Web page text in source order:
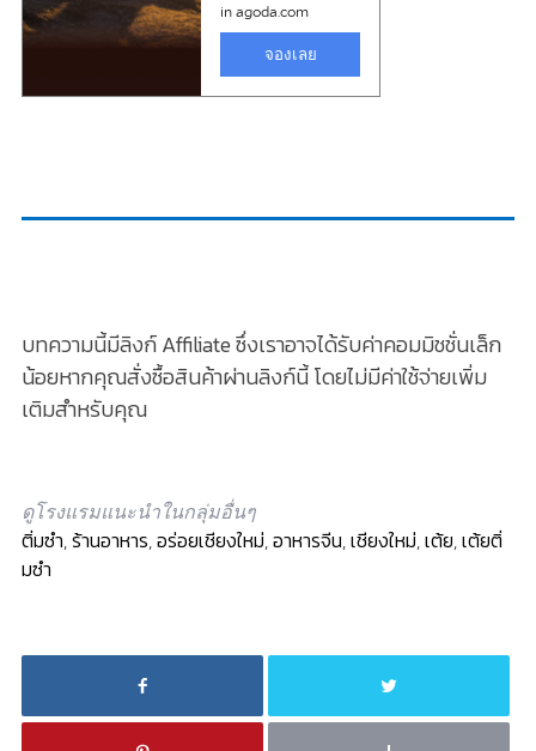
บทความนี้มีลิงก์ Affiliate ซึ่งเราอาจได้รับค่าคอมมิชชั่นเล็ก
น้อยหากคุณสั่งซื้อสินค้าผ่านลิงก์นี้ โดยไม่มีค่าใช้จ่ายเพิ่ม
เติมสำหรับคุณ
ดูโรงแรมแนะนำในกลุ่มอื่นๆ
ติ่มซำ,ร้านอาหาร,อร่อยเชียงใหม่,อาหารจีน,เชียงใหม่,เต้ย,เต้ยติ่
มซำ